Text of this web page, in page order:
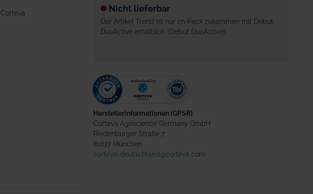
Nicht lieferbar
Der Artikel Trend ist nur im Pack zusammen mit Debut
DuoActive erhältlich. (Debut DuoActive)
Herstellerinformationen (GPSR)
Corteva Agriscience Germany GmbH
Riedenburger Straße 7
81677 München
corteva-deutschland@corteva.com